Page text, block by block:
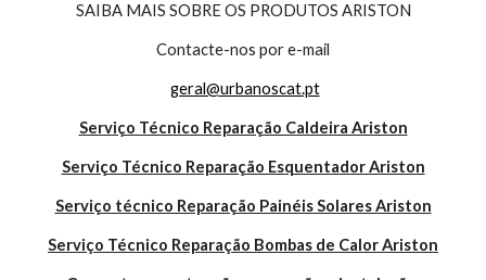
SAIBA MAIS SOBRE OS PRODUTOS ARISTON
Contacte-nos por e-mail
geral@urbanoscat.pt
Serviço Técnico Reparação Caldeira Ariston
Serviço Técnico Reparação Esquentador Ariston
Serviço técnico Reparação Painéis Solares Ariston
Serviço Técnico Reparação Bombas de Calor Ariston